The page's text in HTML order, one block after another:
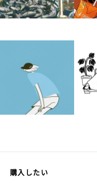
購入したい